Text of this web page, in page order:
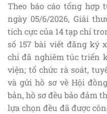
Theo báo cáo tổng hợp
ngày 05/6/2026, Giải
tích cực của 14 tạp chí
số 157 bài viết đăng ký
chí đã nghiêm túc triển
viện; tổ chức rà soát,
và gửi hồ sơ về Hội
bản, hồ sơ đều bảo đảm
lựa chọn đều đã được